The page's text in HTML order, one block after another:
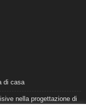
di casa
nella progettazione di